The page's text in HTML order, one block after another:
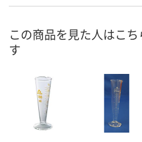
この商品を見た人はこ
す